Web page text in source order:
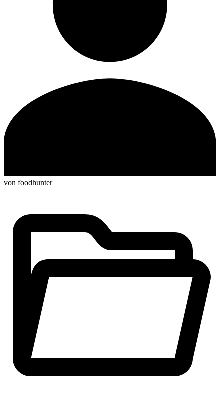
von foodhunter